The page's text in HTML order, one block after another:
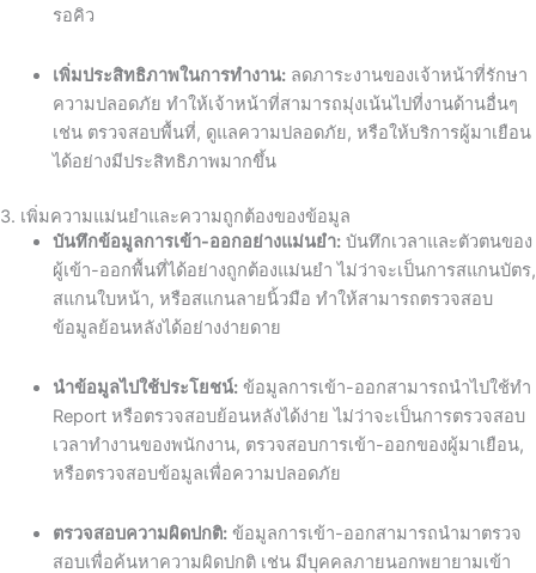
รอคิว
เพิ่มประสิทธิภาพในการทำงาน:ลดภาระงานของเจ้าหน้าที่รักษา
ความปลอดภัย ทำให้เจ้าหน้าที่สามารถมุ่งเน้นไปที่งานด้านอื่นๆ
เช่น ตรวจสอบพื้นที่, ดูแลความปลอดภัย, หรือให้บริการผู้มาเยือน
ได้อย่างมีประสิทธิภาพมากขึ้น
3. เพิ่มความแม่นยำและความถูกต้องของข้อมูล
บันทึกข้อมูลการเข้า-ออกอย่างแม่นยำ:บันทึกเวลาและตัวตนของ
ผู้เข้า-ออกพื้นที่ได้อย่างถูกต้องแม่นยำ ไม่ว่าจะเป็นการสแกนบัตร,
สแกนใบหน้า, หรือสแกนลายนิ้วมือ ทำให้สามารถตรวจสอบ
ข้อมูลย้อนหลังได้อย่างง่ายดาย
นำข้อมูลไปใช้ประโยชน์:ข้อมูลการเข้า-ออกสามารถนำไปใช้ทำ
Report หรือตรวจสอบย้อนหลังได้ง่าย ไม่ว่าจะเป็นการตรวจสอบ
เวลาทำงานของพนักงาน, ตรวจสอบการเข้า-ออกของผู้มาเยือน,
หรือตรวจสอบข้อมูลเพื่อความปลอดภัย
ตรวจสอบความผิดปกติ:ข้อมูลการเข้า-ออกสามารถนำมาตรวจ
สอบเพื่อค้นหาความผิดปกติ เช่น มีบุคคลภายนอกพยายามเข้า